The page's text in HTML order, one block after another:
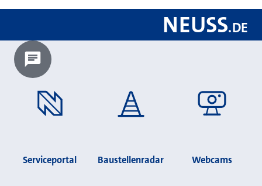
NEUSS.DE
Chatbot laden?
Serviceportal Baustellenradar Webcams